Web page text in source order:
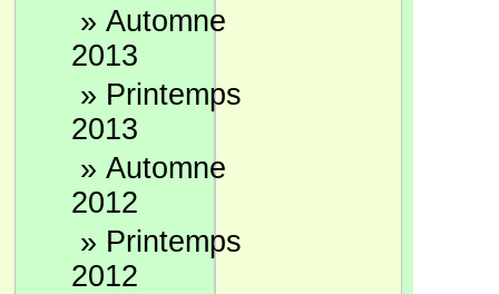
» Automne
2013
» Printemps
2013
» Automne
2012
» Printemps
2012